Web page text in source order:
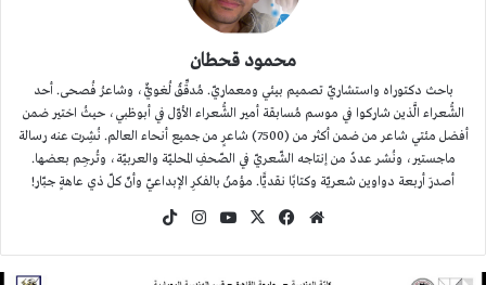
محمود قحطان
باحث دكتوراه واستشاريّ تصميم بيئي ومعماريّ. مُدقِّقٌ لُغويٌّ، وشاعرُ فُصحى. أحد
الشُّعراء الَّذين شاركوا في موسم مُسابقة أمير الشُّعراء الأوّل في أبوظبي، حيثُ اختير ضمن
أفضل مئتي شاعر من ضمن أكثر من (7500) شاعرٍ من جميع أنحاء العالم. نُشِرت عنه رسالة
ماجستير، ونُشر عددٌ من إنتاجه الشّعريّ في الصّحفِ المحليّة والعربيّة، وتُرجِم بعضها.
أصدرَ أربعة دواوين شعريّة وكتابًا نقديًّا. مؤمنٌ بالفكرِ الإبداعيّ وأنّ كلّ ذي عاهةٍ جبّار!
موقع
فيسبوك
‫X
‫YouTubeانستقرام